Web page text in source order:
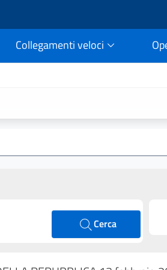
Collegamenti veloci
Cerca